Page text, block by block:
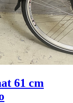
61 cm